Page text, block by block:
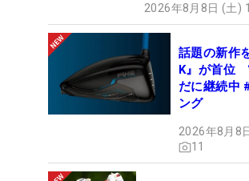
2026年8月8日 (土)
話題の新作
K』が首位
だに継続中
ング
2026年8月8
11